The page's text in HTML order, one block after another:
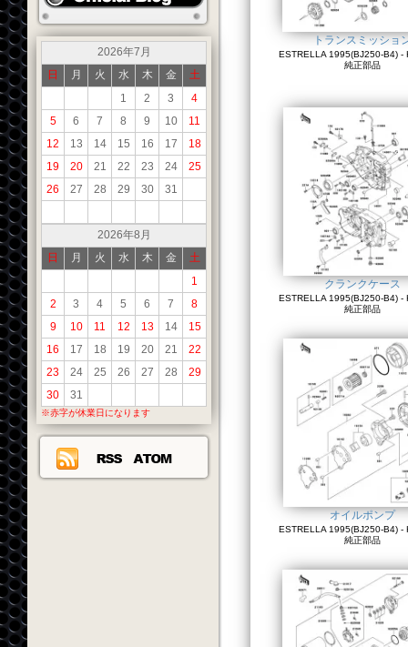
2026年7月
日
月 火 水 木 金
土
1
2 3
4
5
6 7 8 9 10
11
12
13 14 15 16 17
18
19
20 21 22 23 24
25
26
27 28 29 30 31
2026年8月
日
月 火 水 木 金
土
1
2
3 4 5 6 7
8
9
10 11 12 13 14
15
16
17 18 19 20 21
22
23
24 25 26 27 28
29
30
31
※赤字が休業日になります
トランスミッショ
ESTRELLA 1995(BJ250-B4) -
純正部品
クランクケース
ESTRELLA 1995(BJ250-B4) -
純正部品
オイルポンプ
ESTRELLA 1995(BJ250-B4) -
純正部品